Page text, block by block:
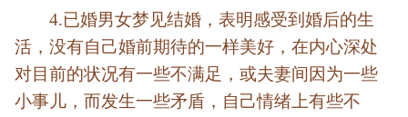
4.已婚男女梦见结婚，表明感受到婚后的生
活，没有自己婚前期待的一样美好，在内心深处
对目前的状况有一些不满足，或夫妻间因为一些
小事儿，而发生一些矛盾，自己情绪上有些不